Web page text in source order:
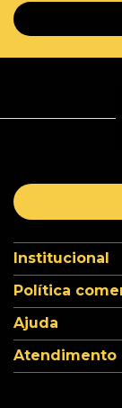
Institucional
Política
Ajuda
Atendimento